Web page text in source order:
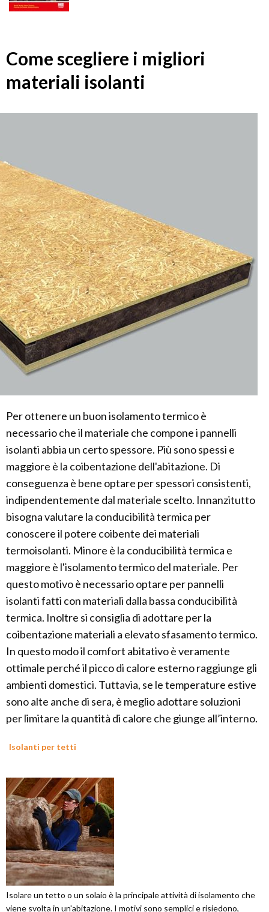
Come scegliere i migliori
materiali isolanti
Per ottenere un buon isolamento termico è
necessario che il materiale che compone i pannelli
isolanti abbia un certo spessore. Più sono spessi e
maggiore è la coibentazione dell'abitazione. Di
conseguenza è bene optare per spessori consistenti,
indipendentemente dal materiale scelto. Innanzitutto
bisogna valutare la conducibilità termica per
conoscere il potere coibente dei materiali
termoisolanti. Minore è la conducibilità termica e
maggiore è l'isolamento termico del materiale. Per
questo motivo è necessario optare per pannelli
isolanti fatti con materiali dalla bassa conducibilità
termica. Inoltre si consiglia di adottare per la
coibentazione materiali a elevato sfasamento termico.
In questo modo il comfort abitativo è veramente
ottimale perché il picco di calore esterno raggiunge gli
ambienti domestici. Tuttavia, se le temperature estive
sono alte anche di sera, è meglio adottare soluzioni
per limitare la quantità di calore che giunge all’interno.
Isolanti per tetti
Isolare un tetto o un solaio è la principale attività di isolamento che
viene svolta in un'abitazione. I motivi sono semplici e risiedono,